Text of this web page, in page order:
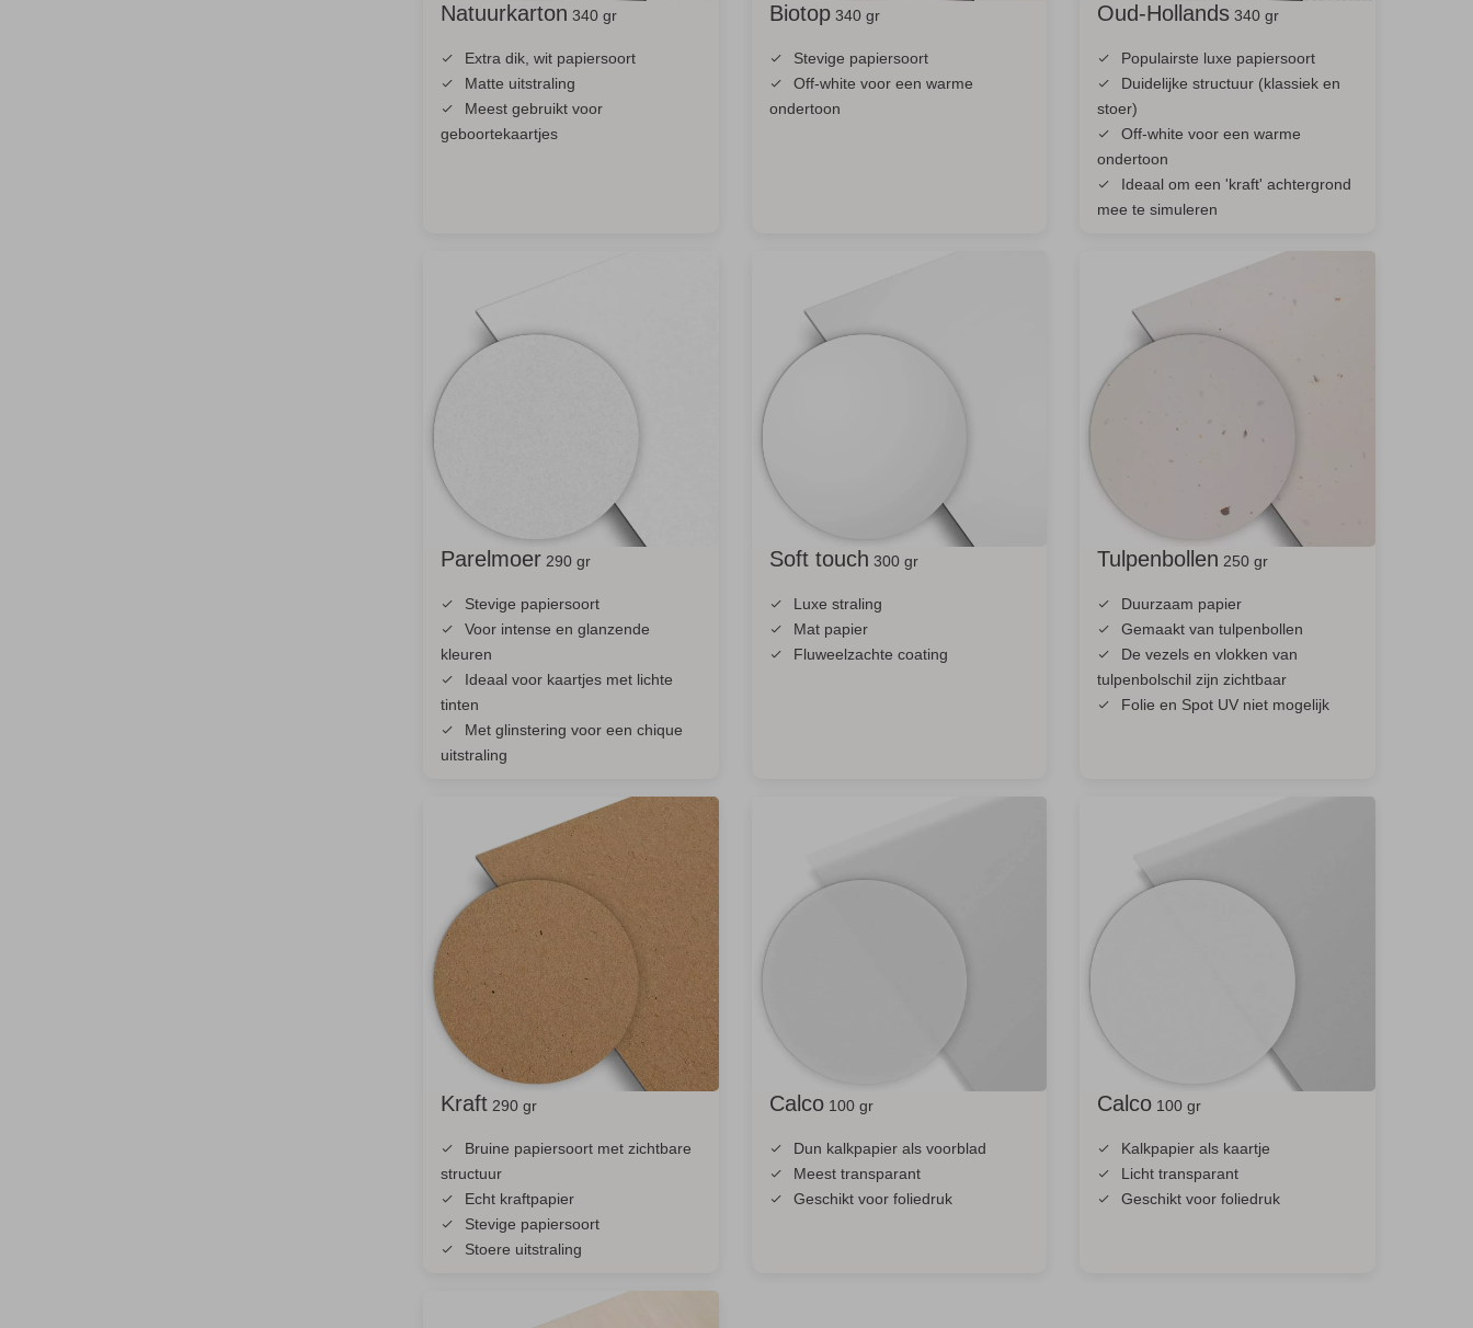
Natuurkarton 340 gr
Extra dik, wit papiersoort
Matte uitstraling
Meest gebruikt voor
geboortekaartjes
Biotop340 gr
Stevige papiersoort
Off-white voor een warme
ondertoon
Oud-Hollands 340 gr
Populairste luxe papiersoort
Duidelijke structuur (klassiek en
stoer)
Off-white voor een warme
ondertoon
Ideaal om een 'kraft' achtergrond
mee te simuleren
Parelmoer 290 gr
Stevige papiersoort
Voor intense en glanzende
kleuren
Ideaal voor kaartjes met lichte
tinten
Met glinstering voor een chique
uitstraling
Soft touch 300 gr
Luxe straling
Mat papier
Fluweelzachte coating
Tulpenbollen 250 gr
Duurzaam papier
Gemaakt van tulpenbollen
De vezels en vlokken van
tulpenbolschil zijn zichtbaar
Folie en Spot UV niet mogelijk
Kraft 290 gr
Bruine papiersoort met zichtbare
structuur
Echt kraftpapier
Stevige papiersoort
Stoere uitstraling
Calco 100 gr
Dun kalkpapier als voorblad
Meest transparant
Geschikt voor foliedruk
Calco 100 gr
Kalkpapier als kaartje
Licht transparant
Geschikt voor foliedruk